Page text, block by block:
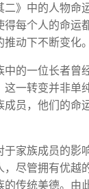
二》中的人物
每个人的命运
动下不断变化。
中的一位长者曾
这一转变并非单
成员，他们的命
于家族成员的影
，尽管拥有优越
传统美德。由